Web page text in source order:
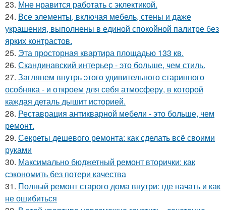
23. Мне нравится работать с эклектикой.
24. Все элементы, включая мебель, стены и даже
украшения, выполнены в единой спокойной палитре без
ярких контрастов.
25. Эта просторная квартира площадью 133 кв.
26. Скандинавский интерьер - это больше, чем стиль.
27. Заглянем внутрь этого удивительного старинного
особняка - и откроем для себя атмосферу, в которой
каждая деталь дышит историей.
28. Реставрация антикварной мебели - это больше, чем
ремонт.
29. Секреты дешевого ремонта: как сделать всё своими
руками
30. Максимально бюджетный ремонт вторички: как
сэкономить без потери качества
31. Полный ремонт старого дома внутри: где начать и как
не ошибиться